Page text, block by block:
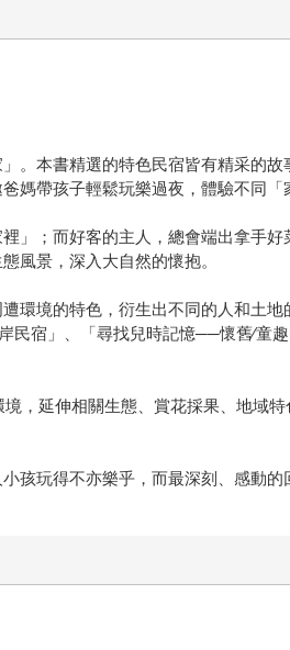
。本書精選的特色民宿皆有精采的
媽帶孩子輕鬆玩樂過夜，體驗不同「
」；而好客的主人，總會端出拿手
風景，深入大自然的懷抱。
環境的特色，衍生出不同的人和土
民宿」、「尋找兒時記憶──懷舊∕
，延伸相關生態、賞花採果、地域
孩玩得不亦樂乎，而最深刻、感動的